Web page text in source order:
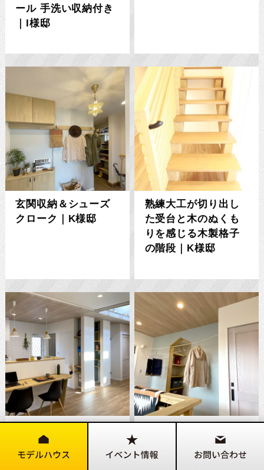
ール 手洗い収納付き
｜I様邸
玄関収納＆シューズ
クローク｜K様邸
熟練大工が切り出し
た受台と木のぬくも
りを感じる木製格子
の階段｜K様邸
カウンターと隙間収
納｜K様邸
ペース｜K様邸